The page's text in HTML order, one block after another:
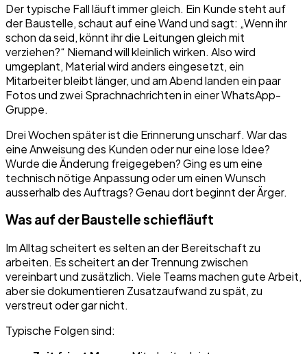
Der typische Fall läuft immer gleich. Ein Kunde steht auf
der Baustelle, schaut auf eine Wand und sagt: „Wenn ihr
schon da seid, könnt ihr die Leitungen gleich mit
verziehen?“ Niemand will kleinlich wirken. Also wird
umgeplant, Material wird anders eingesetzt, ein
Mitarbeiter bleibt länger, und am Abend landen ein paar
Fotos und zwei Sprachnachrichten in einer WhatsApp-
Gruppe.
Drei Wochen später ist die Erinnerung unscharf. War das
eine Anweisung des Kunden oder nur eine lose Idee?
Wurde die Änderung freigegeben? Ging es um eine
technisch nötige Anpassung oder um einen Wunsch
ausserhalb des Auftrags? Genau dort beginnt der Ärger.
Was auf der Baustelle schiefläuft
Im Alltag scheitert es selten an der Bereitschaft zu
arbeiten. Es scheitert an der Trennung zwischen
vereinbart und zusätzlich. Viele Teams machen gute Arbeit,
aber sie dokumentieren Zusatzaufwand zu spät, zu
verstreut oder gar nicht.
Typische Folgen sind: